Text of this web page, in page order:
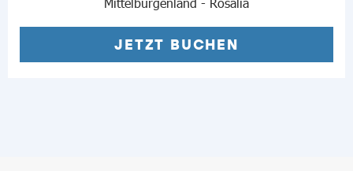
JETZT BUCHEN